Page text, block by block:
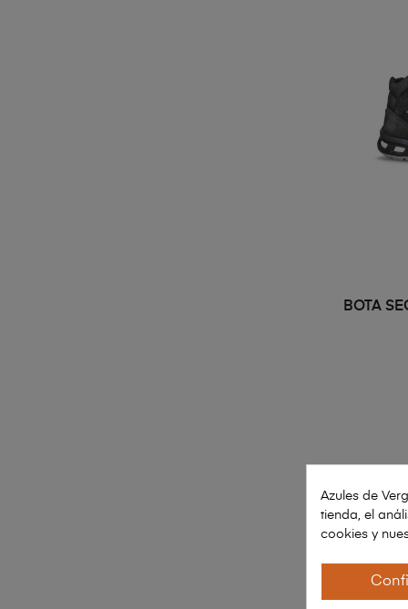
BOTA
Azules de
tienda, el
cookies y